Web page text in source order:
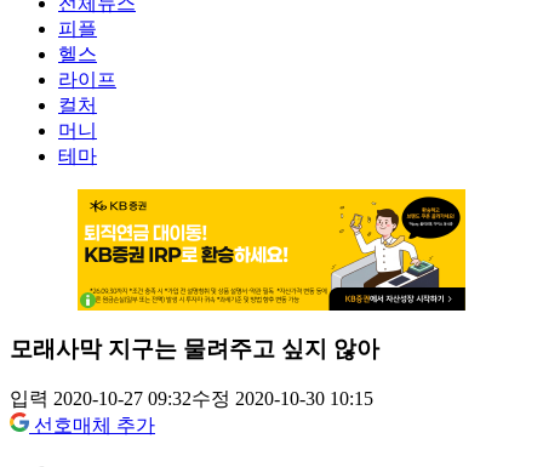
피플
헬스
라이프
컬처
머니
테마
모래사막 지구는 물려주고 싶지 않아
입력 2020-10-27 09:32수정 2020-10-30 10:15
선호매체 추가